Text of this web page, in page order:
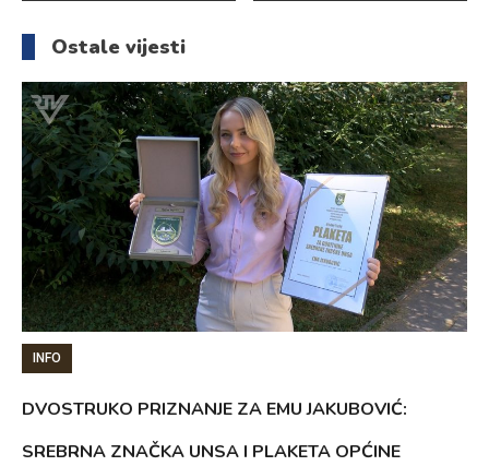
članaka
Ostale vijesti
INFO
DVOSTRUKO PRIZNANJE ZA EMU JAKUBOVIĆ:
SREBRNA ZNAČKA UNSA I PLAKETA OPĆINE